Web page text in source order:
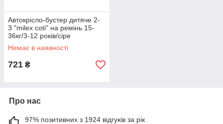
Автокрісло-бустер дитяче 2-
3 "milex coti" на ремінь 15-
36кг/3-12 років/сіре
Немає в наявності
721 ₴
Про нас
97% позитивних з 1924 відгуків за рік